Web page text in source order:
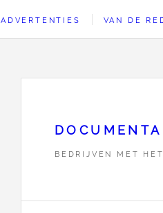
ADVERTENTIES VAN DE
BEDRIJVEN MET